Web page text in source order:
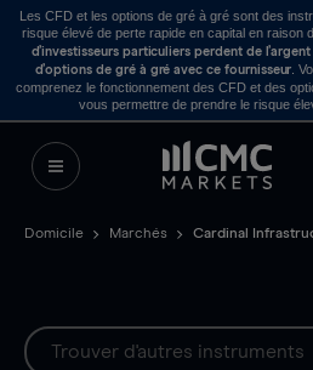
Les CFD et les options de gré à gré sont des
risque élevé de perte rapide en capital en raison
d’investisseurs particuliers perdent de
d’options de gré à gré avec ce fournisseur .
comprenez le fonctionnement des CFD et des
vous permettre de prendre le risque
Domicile Marchés Cardinal